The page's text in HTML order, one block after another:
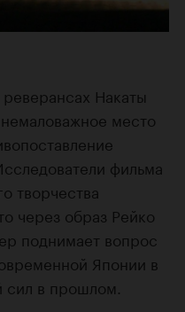
Накаты
место
фильма
творчества
через образ Рейко
поднимает вопрос
Японии в
сил в прошлом.